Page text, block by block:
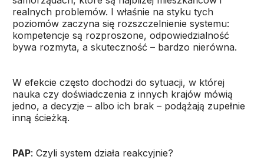
realnych problemów. I właśnie na styku tych
poziomów zaczyna się rozszczelnienie systemu:
kompetencje są rozproszone, odpowiedzialność
bywa rozmyta, a skuteczność – bardzo nierówna.
W efekcie często dochodzi do sytuacji, w której
nauka czy doświadczenia z innych krajów mówią
jedno, a decyzje – albo ich brak – podążają zupełnie
inną ścieżką.
PAP: Czyli system działa reakcyjnie?